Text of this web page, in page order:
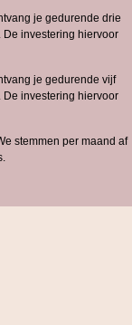
je gedurende drie
investering hiervoor
je gedurende vijf
investering hiervoor
stemmen per maand af